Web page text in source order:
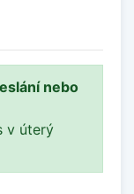
nebo
v úterý